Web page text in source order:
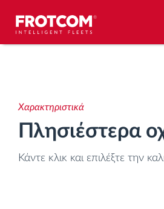
Παρακολούθηση του χρόνου
Χαρακτηριστικά
Πλησιέστερα
Κάντε κλικ και επιλέξτε την